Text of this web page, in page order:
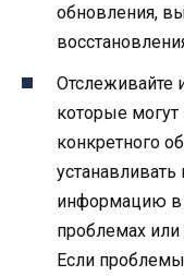
обновления,
Отслеживайте
которые могут
конкретного
информацию в
проблемах или
Если